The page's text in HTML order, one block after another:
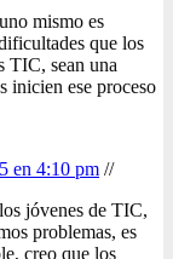
mismo es
que los
TIC, sean una
inicien ese proceso
en 4:10 pm //
jóvenes de TIC,
problemas, es
creo que los